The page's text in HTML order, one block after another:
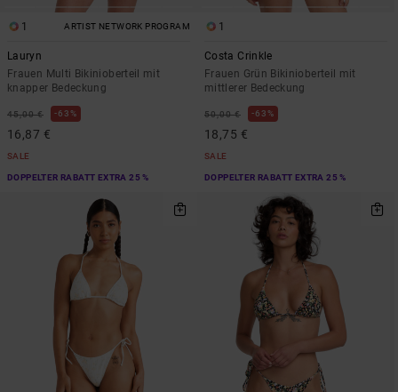
1 ARTIST NETWORK PROGRAM
Lauryn
Frauen Multi Bikinioberteil mit
knapper Bedeckung
45,00 € 63%
16,87 €
SALE
DOPPELTER RABATT EXTRA 25 %
1
Costa Crinkle
Frauen Grün Bikinioberteil mit
mittlerer Bedeckung
50,00 € 63%
18,75 €
SALE
DOPPELTER RABATT EXTRA 25 %